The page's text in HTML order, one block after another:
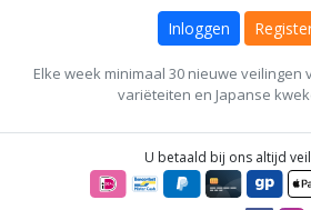
Inloggen
Elke week minimaal 30 nieuwe veilingen
variëteiten en Japanse
U betaald bij ons altijd